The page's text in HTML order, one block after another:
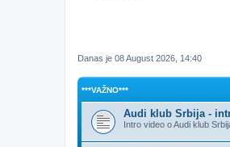
Danas je 08 August 2026, 14:40
***VAŽNO***
Audi klub Srbija -
Intro video o Audi klub